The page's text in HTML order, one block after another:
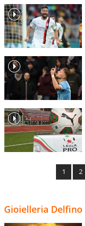
1 2
Gioielleria Delfino